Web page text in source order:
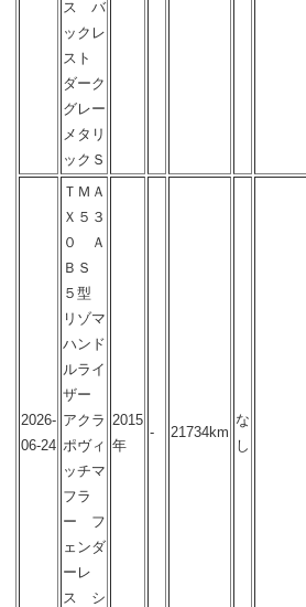
ス バ
ックレ
スト
ダーク
グレー
メタリ
ックＳ
2026-
06-24
ＴＭＡ
Ｘ５３
０ Ａ
ＢＳ
５型
リゾマ
ハンド
ルライ
ザー
アクラ
ポヴィ
ッチマ
フラ
ー フ
ェンダ
ーレ
ス シ
2015
年
- 21734km
な
し